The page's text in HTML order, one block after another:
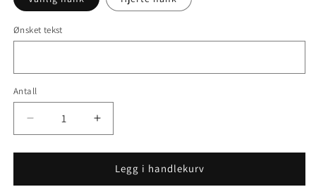
Ønsket tekst
Antall
antallet
for
-
Øk
antallet
for
KOPP
-
Legg i handlekurv